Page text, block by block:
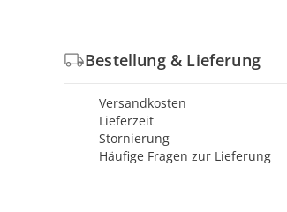
Bestellung & Lieferung
Versandkosten
Lieferzeit
Stornierung
Häufige Fragen zur Lieferung